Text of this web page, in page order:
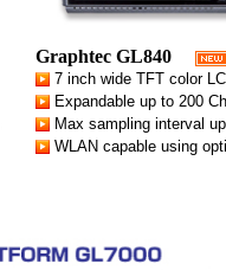
Graphtec GL840
7 inch wide TFT color
Expandable up to 200
Max sampling interval
WLAN capable using